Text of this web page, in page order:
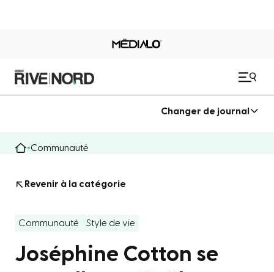
Changer de journal
Communauté
Revenir à la catégorie
Communauté Style de vie
Joséphine Cotton se